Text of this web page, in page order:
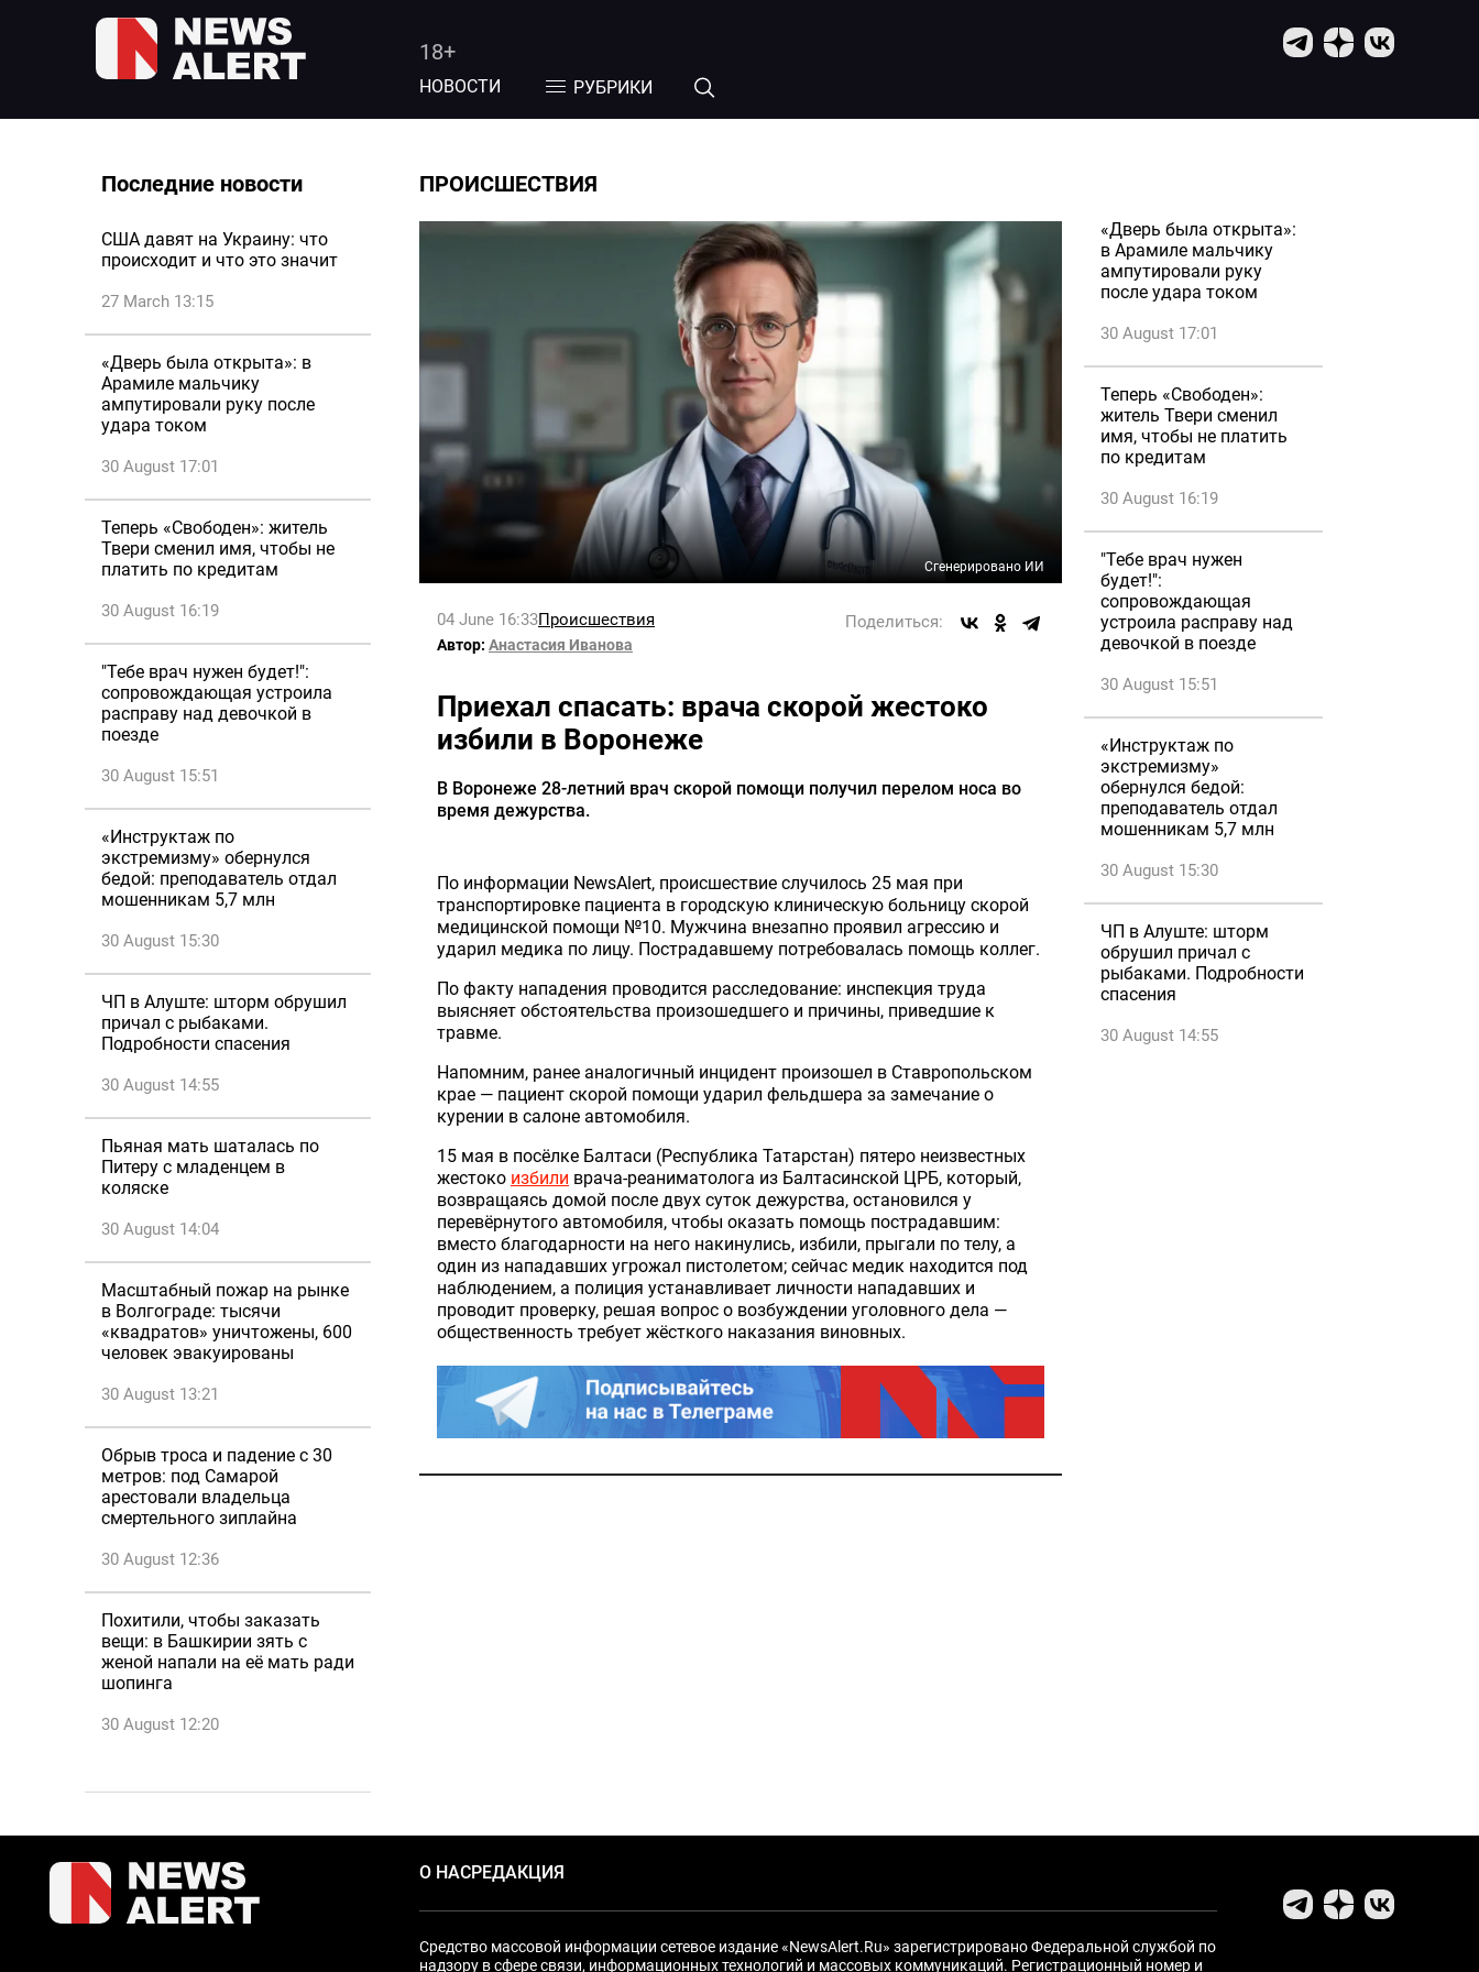
18+
НОВОСТИ РУБРИКИ
Последние новости
США давят на Украину: что
происходит и что это значит
27 March 13:15
«Дверь была открыта»: в
Арамиле мальчику
ампутировали руку после
удара током
30 August 17:01
Теперь «Свободен»: житель
Твери сменил имя, чтобы не
платить по кредитам
30 August 16:19
"Тебе врач нужен будет!":
сопровождающая устроила
расправу над девочкой в
поезде
30 August 15:51
«Инструктаж по
экстремизму» обернулся
бедой: преподаватель отдал
мошенникам 5,7 млн
30 August 15:30
ЧП в Алуште: шторм обрушил
причал с рыбаками.
Подробности спасения
30 August 14:55
Пьяная мать шаталась по
Питеру с младенцем в
коляске
30 August 14:04
Масштабный пожар на рынке
в Волгограде: тысячи
«квадратов» уничтожены, 600
человек эвакуированы
30 August 13:21
Обрыв троса и падение с 30
метров: под Самарой
арестовали владельца
смертельного зиплайна
30 August 12:36
Похитили, чтобы заказать
вещи: в Башкирии зять с
женой напали на её мать ради
шопинга
30 August 12:20
ПРОИСШЕСТВИЯ
Сгенерировано ИИ
04 June 16:33Происшествия Поделиться:
Автор: Анастасия Иванова
Приехал спасать: врача скорой жестоко
избили в Воронеже
В Воронеже 28-летний врач скорой помощи получил перелом носа во
время дежурства.
По информации NewsAlert, происшествие случилось 25 мая при
транспортировке пациента в городскую клиническую больницу скорой
медицинской помощи №10. Мужчина внезапно проявил агрессию и
ударил медика по лицу. Пострадавшему потребовалась помощь коллег.
По факту нападения проводится расследование: инспекция труда
выясняет обстоятельства произошедшего и причины, приведшие к
травме.
Напомним, ранее аналогичный инцидент произошел в Ставропольском
крае — пациент скорой помощи ударил фельдшера за замечание о
курении в салоне автомобиля.
15 мая в посёлке Балтаси (Республика Татарстан) пятеро неизвестных
жестоко избили врача-реаниматолога из Балтасинской ЦРБ, который,
возвращаясь домой после двух суток дежурства, остановился у
перевёрнутого автомобиля, чтобы оказать помощь пострадавшим:
вместо благодарности на него накинулись, избили, прыгали по телу, а
один из нападавших угрожал пистолетом; сейчас медик находится под
наблюдением, а полиция устанавливает личности нападавших и
проводит проверку, решая вопрос о возбуждении уголовного дела —
общественность требует жёсткого наказания виновных.
«Дверь была открыта»:
в Арамиле мальчику
ампутировали руку
после удара током
30 August 17:01
Теперь «Свободен»:
житель Твери сменил
имя, чтобы не платить
по кредитам
30 August 16:19
"Тебе врач нужен
будет!":
сопровождающая
устроила расправу над
девочкой в поезде
30 August 15:51
«Инструктаж по
экстремизму»
обернулся бедой:
преподаватель отдал
мошенникам 5,7 млн
30 August 15:30
ЧП в Алуште: шторм
обрушил причал с
рыбаками. Подробности
спасения
30 August 14:55
О НАСРЕДАКЦИЯ
Средство массовой информации сетевое издание «NewsAlert.Ru» зарегистрировано Федеральной службой по
надзору в сфере связи, информационных технологий и массовых коммуникаций. Регистрационный номер и